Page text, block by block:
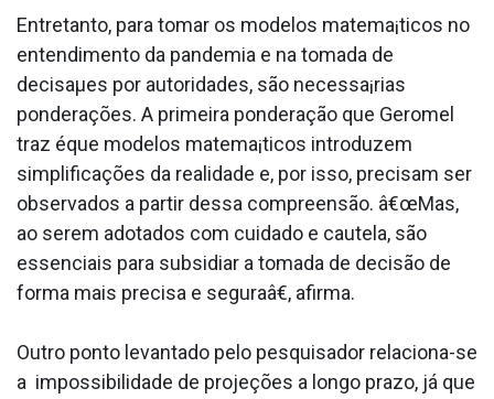
Entretanto, para tomar os modelos matema¡ticos no
entendimento da pandemia e na tomada de
decisaµes por autoridades, são necessa¡rias
ponderações. A primeira ponderação que Geromel
traz éque modelos matema¡ticos introduzem
simplificações da realidade e, por isso, precisam ser
observados a partir dessa compreensão. â€œMas,
ao serem adotados com cuidado e cautela, são
essenciais para subsidiar a tomada de decisão de
forma mais precisa e seguraâ€, afirma.
Outro ponto levantado pelo pesquisador relaciona-se
a impossibilidade de projeções a longo prazo, já que